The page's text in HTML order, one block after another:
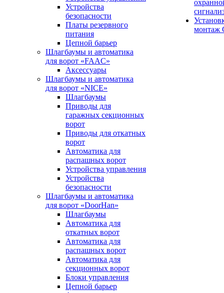
Устройства
безопасности
Платы резервного
питания
Цепной барьер
Шлагбаумы и автоматика
для ворот «FAAC»
Аксессуары
Шлагбаумы и автоматика
для ворот «NICE»
Шлагбаумы
Приводы для
гаражных секционных
ворот
Приводы для откатных
ворот
Автоматика для
распашных ворот
Устройства управления
Устройства
безопасности
Шлагбаумы и автоматика
для ворот «DoorHan»
Шлагбаумы
Автоматика для
откатных ворот
Автоматика для
распашных ворот
Автоматика для
секционных ворот
Блоки управления
Цепной барьер
монтаж